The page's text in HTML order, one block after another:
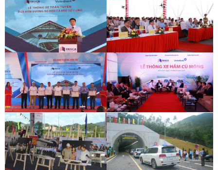
LỄ THÔNG HẦM ĐÈO CẢ
LỄ THÔNG HẦM ĐÈO CẢ
LỄ THÔNG HẦM ĐÈO CẢ
LỄ THÔNG HẦM CÙ MÔNG
LỄ THÔNG HẦM CÙ MÔNG
LỄ THÔNG HẦM CÙ MÔNG